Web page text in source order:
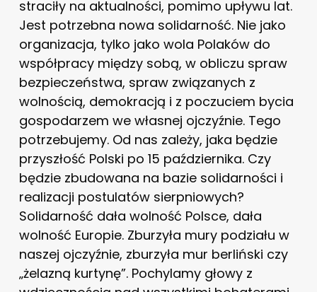
straciły na aktualności, pomimo upływu lat.
Jest potrzebna nowa solidarność. Nie jako
organizacja, tylko jako wola Polaków do
współpracy między sobą, w obliczu spraw
bezpieczeństwa, spraw związanych z
wolnością, demokracją i z poczuciem bycia
gospodarzem we własnej ojczyźnie. Tego
potrzebujemy. Od nas zależy, jaka będzie
przyszłość Polski po 15 października. Czy
będzie zbudowana na bazie solidarności i
realizacji postulatów sierpniowych?
Solidarność dała wolność Polsce, dała
wolność Europie. Zburzyła mury podziału w
naszej ojczyźnie, zburzyła mur berliński czy
„żelazną kurtynę”. Pochylamy głowy z